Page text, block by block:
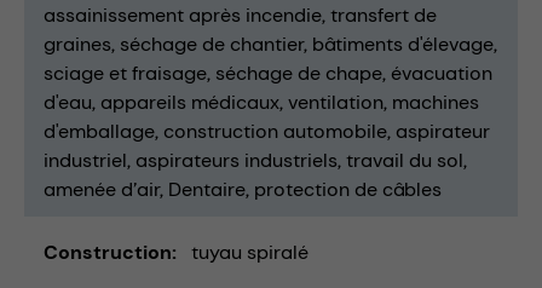
assainissement après incendie transfert de
graines séchage de chantier bâtiments d'élevage
sciage et fraisage séchage de chape évacuation
d'eau appareils médicaux ventilation machines
d'emballage construction automobile aspirateur
industriel aspirateurs industriels travail du sol
amenée d’air Dentaire protection de câbles
Construction tuyau spiralé